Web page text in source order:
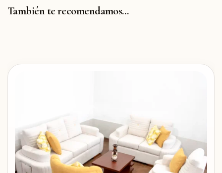
También te recomendamos…